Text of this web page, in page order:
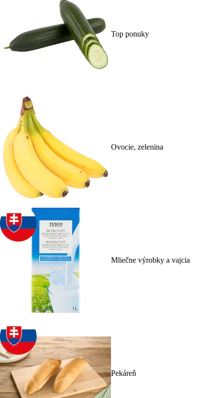
Top ponuky
Ovocie, zelenina
Mliečne výrobky a vajcia
Pekáreň